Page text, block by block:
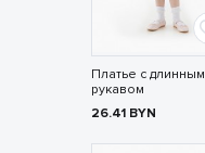
Платье с длинным
рукавом
26.41 BYN